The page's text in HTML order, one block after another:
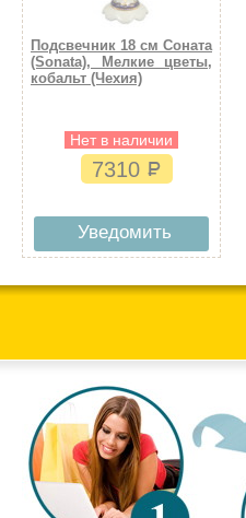
Подсвечник 18 см Соната
(Sonata), Мелкие цветы,
кобальт (Чехия)
Нет в наличии
7310
Уведомить